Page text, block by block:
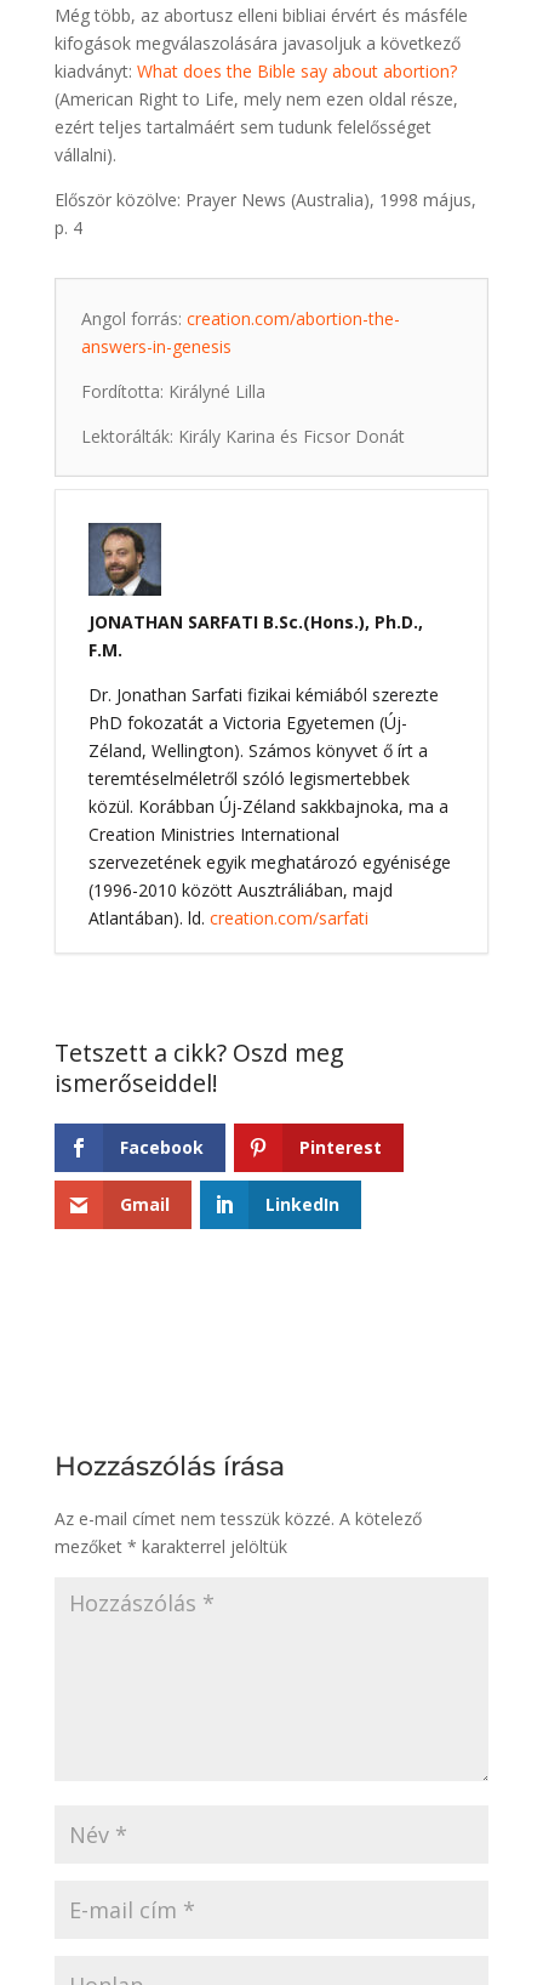
Még több, az abortusz elleni bibliai érvért és másféle
kifogások megválaszolására javasoljuk a következő
kiadványt: What does the Bible say about abortion?
(American Right to Life, mely nem ezen oldal része,
ezért teljes tartalmáért sem tudunk felelősséget
vállalni).
Először közölve: Prayer News (Australia), 1998 május,
p. 4
Angol forrás: creation.com/abortion-the-
answers-in-genesis
Fordította: Királyné Lilla
Lektorálták: Király Karina és Ficsor Donát
JONATHAN SARFATI B.Sc.(Hons.), Ph.D.,
F.M.
Dr. Jonathan Sarfati fizikai kémiából szerezte
PhD fokozatát a Victoria Egyetemen (Új-
Zéland, Wellington). Számos könyvet ő írt a
teremtéselméletről szóló legismertebbek
közül. Korábban Új-Zéland sakkbajnoka, ma a
Creation Ministries International
szervezetének egyik meghatározó egyénisége
(1996-2010 között Ausztráliában, majd
Atlantában). ld. creation.com/sarfati
Facebook Pinterest
Gmail LinkedIn
Hozzászólás írása
Az e-mail címet nem tesszük közzé. A kötelező
mezőket * karakterrel jelöltük